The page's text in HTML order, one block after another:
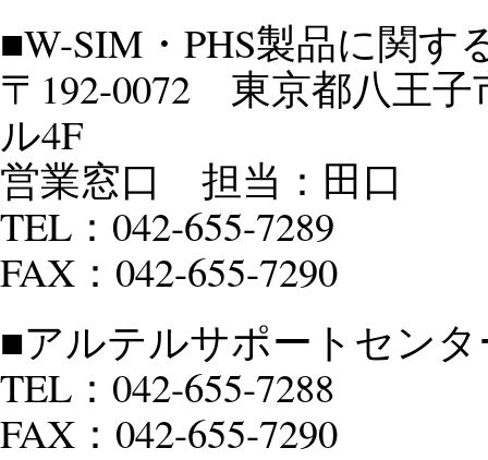
■W-SIM・PHS製品に関す
〒192-0072 東京都八王
ル4F
営業窓口 担当：田口
TEL：042-655-7289
FAX：042-655-7290
■アルテルサポートセン
TEL：042-655-7288
FAX：042-655-7290